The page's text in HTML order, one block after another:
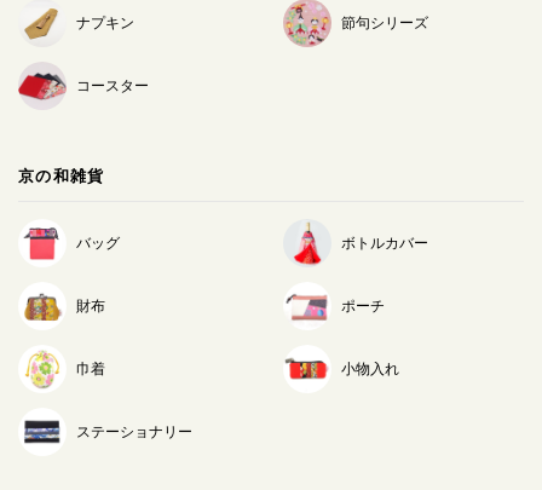
ナプキン 節句シリーズ
コースター
京の和雑貨
バッグ ボトルカバー
財布 ポーチ
巾着 小物入れ
ステーショナリー